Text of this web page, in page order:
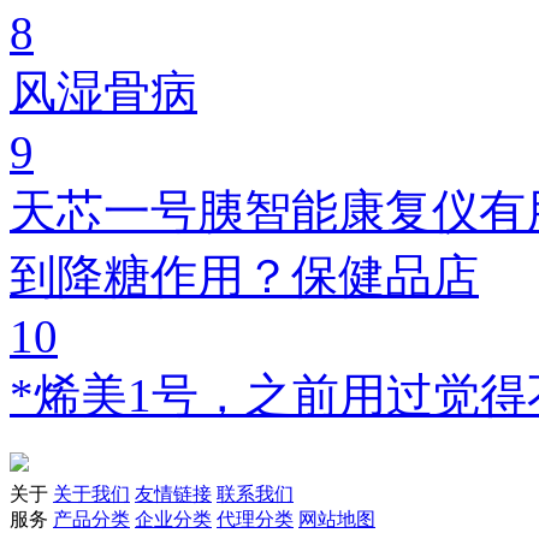
8
风湿骨病
9
天芯一号胰智能康复仪
到降糖作用？保健品店
10
*烯美1号，之前用过觉
关于 关于我们 友情链接 联系我们
服务 产品分类 企业分类 代理分类 网站地图